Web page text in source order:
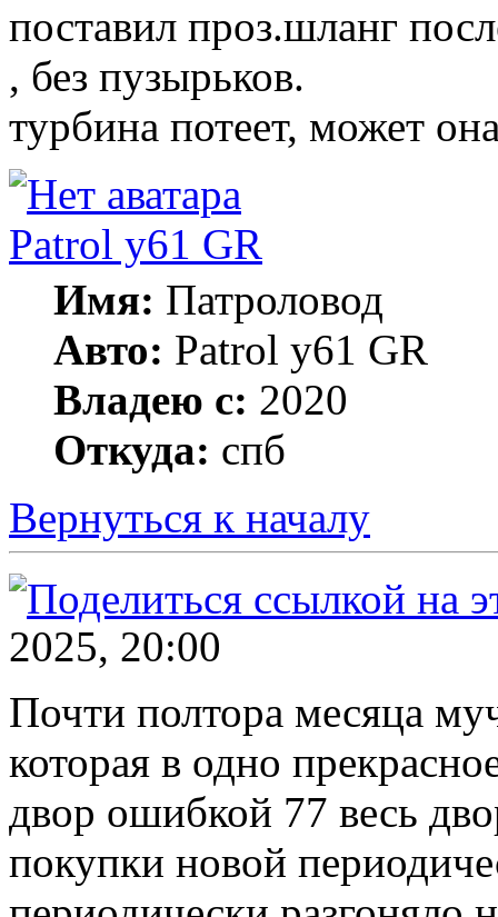
поставил проз.шланг
, без пузырьков.
турбина потеет, может
Patrol y61 GR
Имя: Патроловод
Авто: Patrol y61 GR
Владею с: 2020
Откуда: спб
Вернуться к началу
2025, 20:00
Почти полтора месяца
которая в одно
двор ошибкой 77 весь
покупки новой